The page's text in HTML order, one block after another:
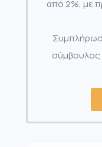
από 2%, με
σύμβουλος